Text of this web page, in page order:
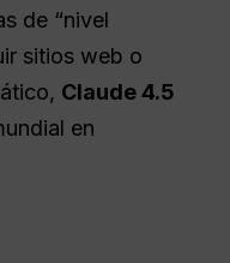
de “nivel
sitios web o
Claude 4.5
en